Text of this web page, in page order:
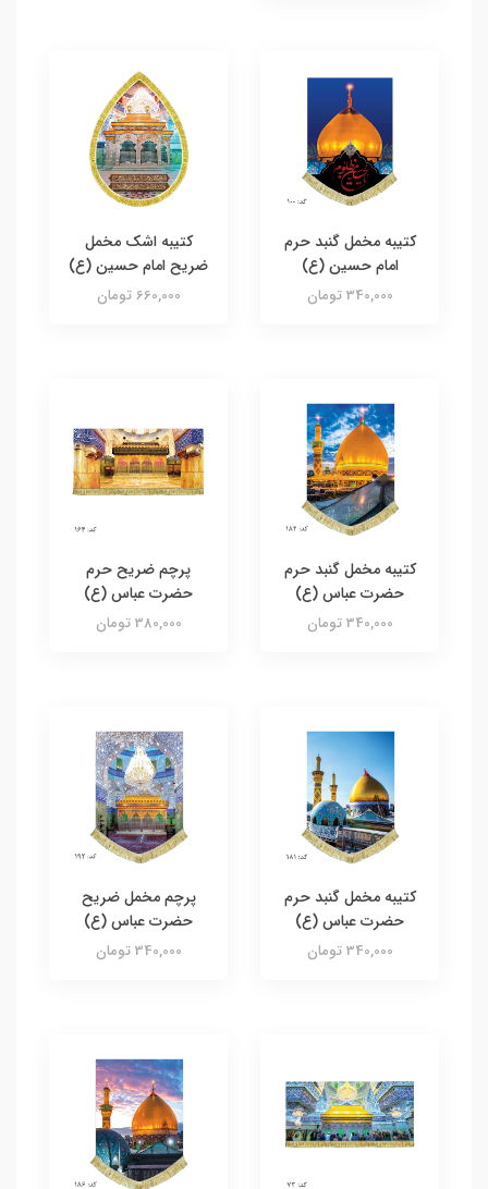
کتیبه مخمل گنبد حرم
امام حسین (ع)
340,000 تومان
کتیبه اشک مخمل
ضریح امام حسین (ع)
660,000 تومان
کتیبه مخمل گنبد حرم
حضرت عباس (ع)
340,000 تومان
پرچم ضریح حرم
حضرت عباس (ع)
380,000 تومان
کتیبه مخمل گنبد حرم
حضرت عباس (ع)
340,000 تومان
پرچم مخمل ضریح
حضرت عباس (ع)
340,000 تومان